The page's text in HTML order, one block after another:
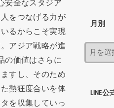
安全なスタジア
をつなげる力が
るからこそ実現
アジア戦略が進
の価値はさらに
すし、そのため
熱狂度合いを体
を収集していっ
月別
LINE